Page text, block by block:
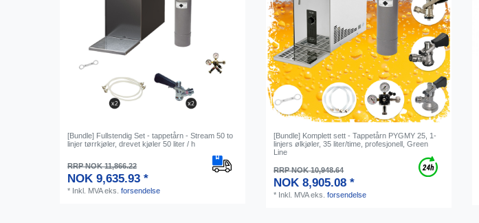
[Bundle] Fullstendig Set - tappetårn - Stream 50 to
linjer tørrkjøler, drevet kjøler 50 liter / h
RRP NOK 11,866.22
NOK 9,635.93 *
* Inkl. MVAeks.forsendelse
[Bundle] Komplett sett - Tappetårn PYGMY 25, 1-
linjers ølkjøler, 35 liter/time, profesjonell, Green
Line
RRP NOK 10,948.64
NOK 8,905.08 *
* Inkl. MVAeks.forsendelse